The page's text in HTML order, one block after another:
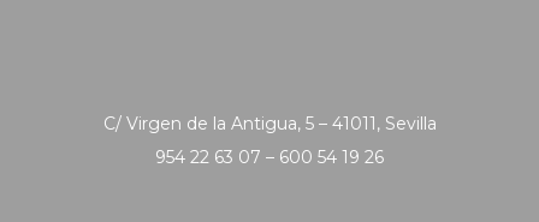
C/ Virgen de la Antigua, 5 – 41011, Sevilla
954 22 63 07 – 600 54 19 26